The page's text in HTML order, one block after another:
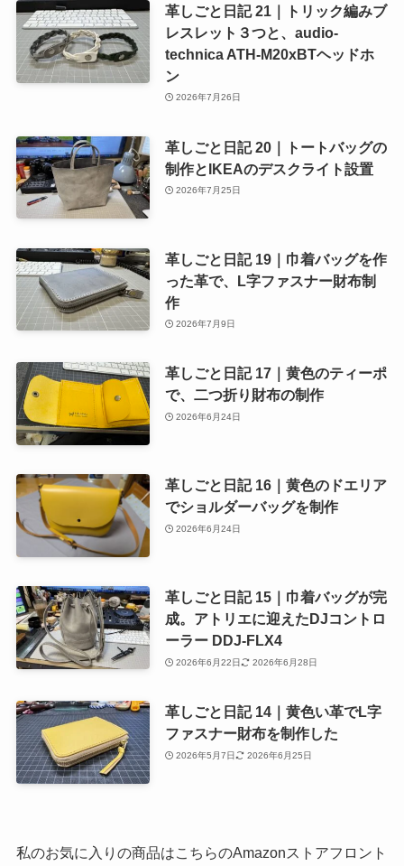
革しごと日記 21｜トリック編みブ
レスレット３つと、audio-
technica ATH-M20xBTヘッドホ
ン
2026年7月26日
革しごと日記 20｜トートバッグの
制作とIKEAのデスクライト設置
2026年7月25日
革しごと日記 19｜巾着バッグを作
った革で、L字ファスナー財布制
作
2026年7月9日
革しごと日記 17｜黄色のティーポ
で、二つ折り財布の制作
2026年6月24日
革しごと日記 16｜黄色のドエリア
でショルダーバッグを制作
2026年6月24日
革しごと日記 15｜巾着バッグが完
成。アトリエに迎えたDJコントロ
ーラー DDJ-FLX4
2026年6月22日 2026年6月28日
革しごと日記 14｜黄色い革でL字
ファスナー財布を制作した
2026年5月7日 2026年6月25日
私のお気に入りの商品はこちらのAmazonストアフロント